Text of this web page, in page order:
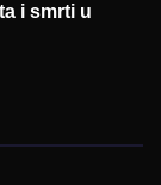
i smrti u